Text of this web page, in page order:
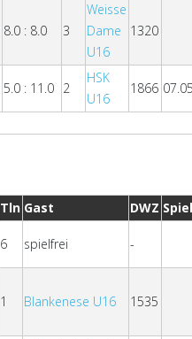
8.0 : 8.0 3
Weisse
Dame
U16
1320
5.0 : 11.0 2
HSK
U16
1866
Tln Gast DWZ
6 spielfrei -
1 Blankenese U16 1535